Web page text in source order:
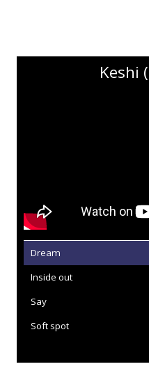
Keshi
Dream
Inside out
Say
Soft spot